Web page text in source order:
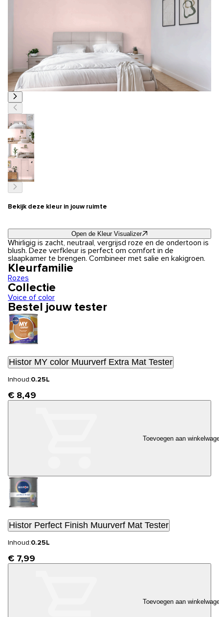
Bekijk deze kleur in jouw ruimte
Open de Kleur Visualizer
Whirligig is zacht, neutraal, vergrijsd roze en de ondertoon is
blush. Deze verfkleur is perfect om comfort in de
slaapkamer te brengen. Combineer met salie en kakigroen.
Kleurfamilie
Rozes
Collectie
Voice of color
Bestel jouw tester
Histor MY color Muurverf Extra Mat Tester
Inhoud:0.25L
€ 8,49
Toevoegen aan
Histor Perfect Finish Muurverf Mat Tester
Inhoud:0.25L
€ 7,99
Toevoegen aan